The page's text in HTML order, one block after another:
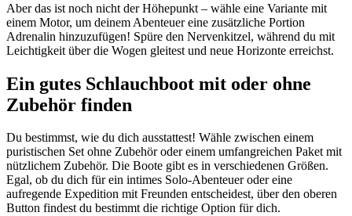
Aber das ist noch nicht der Höhepunkt – wähle eine Variante mit
einem Motor, um deinem Abenteuer eine zusätzliche Portion
Adrenalin hinzuzufügen! Spüre den Nervenkitzel, während du mit
Leichtigkeit über die Wogen gleitest und neue Horizonte erreichst.
Ein gutes Schlauchboot mit oder ohne
Zubehör finden
Du bestimmst, wie du dich ausstattest! Wähle zwischen einem
puristischen Set ohne Zubehör oder einem umfangreichen Paket mit
nützlichem Zubehör. Die Boote gibt es in verschiedenen Größen.
Egal, ob du dich für ein intimes Solo-Abenteuer oder eine
aufregende Expedition mit Freunden entscheidest, über den oberen
Button findest du bestimmt die richtige Option für dich.